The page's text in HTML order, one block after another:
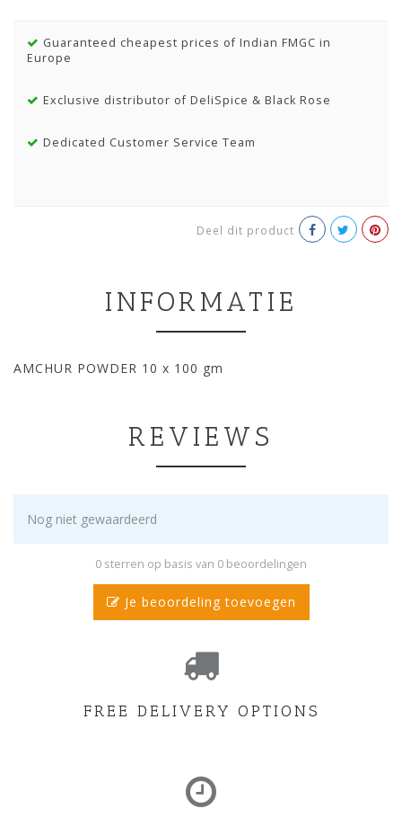
Guaranteed cheapest prices of Indian FMGC in
Europe
Exclusive distributor of DeliSpice & Black Rose
Dedicated Customer Service Team
Deel dit product
INFORMATIE
AMCHUR POWDER 10 x 100 gm
REVIEWS
Nog niet gewaardeerd
0 sterren op basis van 0 beoordelingen
Je beoordeling toevoegen
FREE DELIVERY OPTIONS